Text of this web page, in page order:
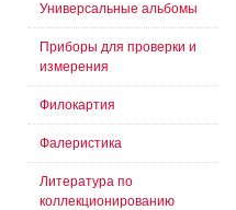
Универсальные альбомы
Приборы для проверки и
измерения
Филокартия
Фалеристика
Литература по
коллекционированию